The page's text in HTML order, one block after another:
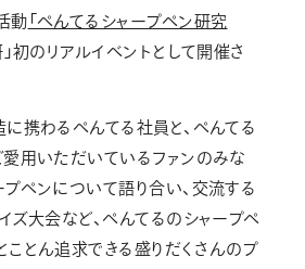
動 「ぺんてるシャープペン研究
」初のリアルイベントとして開催さ
携わるぺんてる社員と、ぺんてる
愛用いただいているファンのみな
ペンについて語り合い、交流する
ズ大会など、ぺんてるのシャープペ
ことん追求できる盛りだくさんのプ